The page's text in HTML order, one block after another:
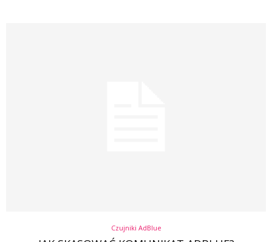
Czujniki AdBlue